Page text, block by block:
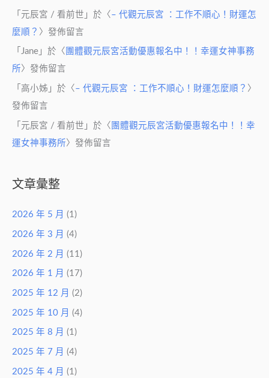
「 元辰宮 / 看前世 」於〈 – 代觀元辰宮 ：工作不順心！財運怎
麼順？ 〉發佈留言
「 Jane 」於〈 團體觀元辰宮活動優惠報名中！！幸運女神事務
所〉發佈留言
「 高小姊 」於〈 – 代觀元辰宮 ：工作不順心！財運怎麼順？ 〉
發佈留言
「 元辰宮 / 看前世 」於〈 團體觀元辰宮活動優惠報名中！！幸
運女神事務所〉發佈留言
文章彙整
2026 年 5 月 (1)
2026 年 3 月 (4)
2026 年 2 月 (11)
2026 年 1 月 (17)
2025 年 12 月 (2)
2025 年 10 月 (4)
2025 年 8 月 (1)
2025 年 7 月 (4)
2025 年 4 月 (1)